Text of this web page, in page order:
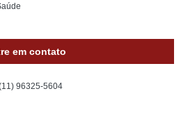
em contato
96325-5604